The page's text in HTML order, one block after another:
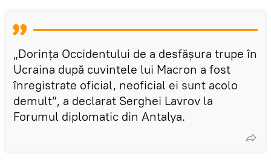
„Dorința Occidentului de a desfășura trupe în
Ucraina după cuvintele lui Macron a fost
înregistrate oficial, neoficial ei sunt acolo
demult”, a declarat Serghei Lavrov la
Forumul diplomatic din Antalya.